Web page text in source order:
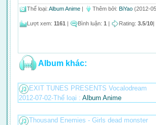
Thể loại: Album Anime | Thêm bởi: BiYao (2012-
Lượt xem: 1161 | Bình luận: 1 | Rating: 3.5/10|
Album khác:
EXIT TUNES PRESENTS Vocalodream
2012-07-02-Thể loại : Album Anime
Thousand Enemies - Girls dead monster